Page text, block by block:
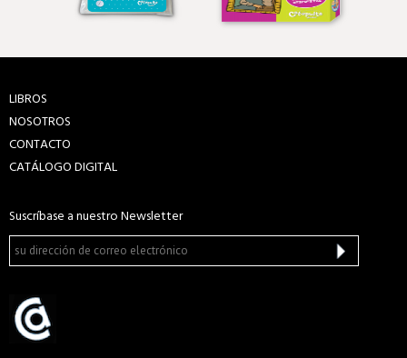
LIBROS
NOSOTROS
CONTACTO
CATÁLOGO DIGITAL
Suscríbase a nuestro Newsletter